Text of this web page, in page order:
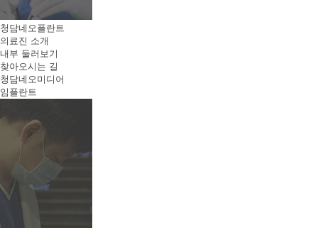
청담네오플란트
의료진 소개
내부 둘러보기
찾아오시는 길
청담네오미디어
임플란트